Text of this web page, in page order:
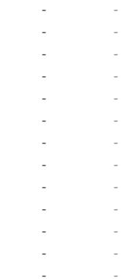
-
-
-
-
-
-
-
-
-
-
-
-
-
-
-
-
-
-
-
-
-
-
-
-
-
-